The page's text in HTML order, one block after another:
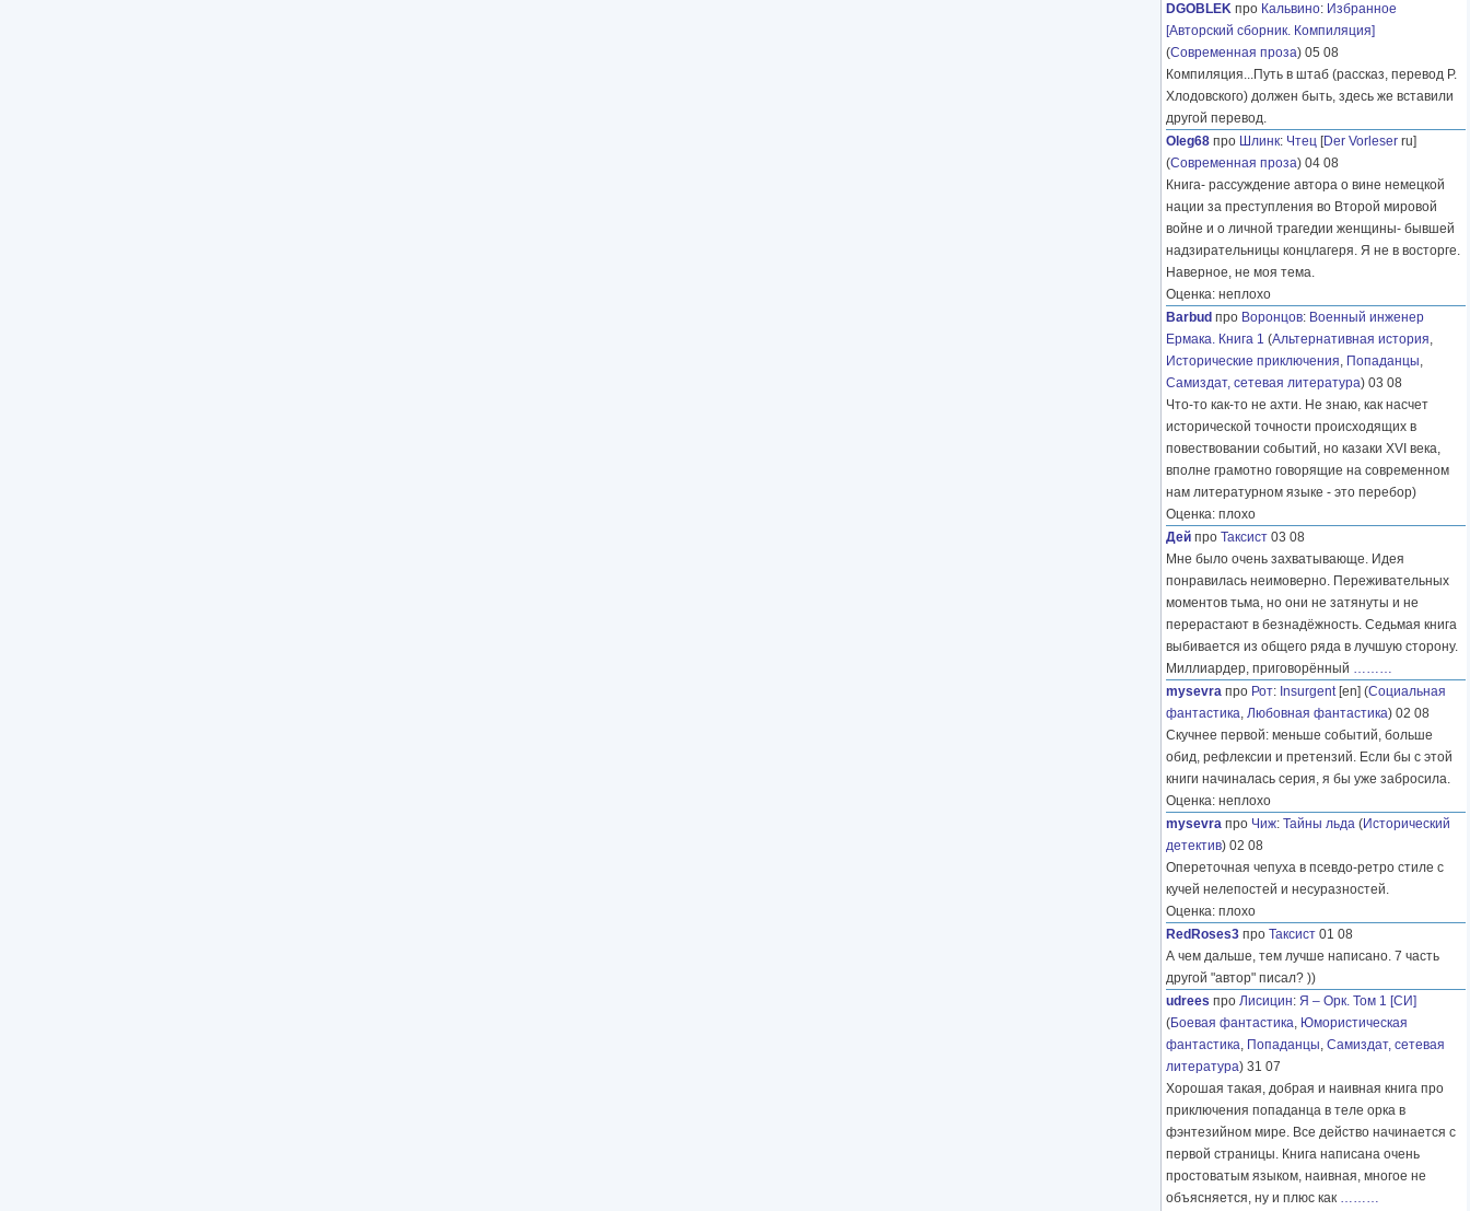
DGOBLEK про Кальвино: Избранное
[Авторский сборник. Компиляция]
(Современная проза) 05 08
Компиляция...Путь в штаб (рассказ, перевод Р.
Хлодовского) должен быть, здесь же вставили
другой перевод.
Oleg68 про Шлинк: Чтец [Der Vorleser ru]
(Современная проза) 04 08
Книга- рассуждение автора о вине немецкой
нации за преступления во Второй мировой
войне и о личной трагедии женщины- бывшей
надзирательницы концлагеря. Я не в восторге.
Наверное, не моя тема.
Оценка: неплохо
Barbud про Воронцов: Военный инженер
Ермака. Книга 1 (Альтернативная история,
Исторические приключения, Попаданцы,
Самиздат, сетевая литература) 03 08
Что-то как-то не ахти. Не знаю, как насчет
исторической точности происходящих в
повествовании событий, но казаки XVI века,
вполне грамотно говорящие на современном
нам литературном языке - это перебор)
Оценка: плохо
Дей про Таксист 03 08
Мне было очень захватывающе. Идея
понравилась неимоверно. Переживательных
моментов тьма, но они не затянуты и не
перерастают в безнадёжность. Седьмая книга
выбивается из общего ряда в лучшую сторону.
Миллиардер, приговорённый ………
mysevra про Рот: Insurgent[en] (Социальная
фантастика, Любовная фантастика) 02 08
Скучнее первой: меньше событий, больше
обид, рефлексии и претензий. Если бы с этой
книги начиналась серия, я бы уже забросила.
Оценка: неплохо
mysevra про Чиж: Тайны льда (Исторический
детектив) 02 08
Опереточная чепуха в псевдо-ретро стиле с
кучей нелепостей и несуразностей.
Оценка: плохо
RedRoses3 про Таксист 01 08
А чем дальше, тем лучше написано. 7 часть
другой "автор" писал? ))
udrees про Лисицин: Я – Орк. Том 1 [СИ]
(Боевая фантастика, Юмористическая
фантастика, Попаданцы, Самиздат, сетевая
литература) 31 07
Хорошая такая, добрая и наивная книга про
приключения попаданца в теле орка в
фэнтезийном мире. Все действо начинается с
первой страницы. Книга написана очень
простоватым языком, наивная, многое не
объясняется, ну и плюс как ………